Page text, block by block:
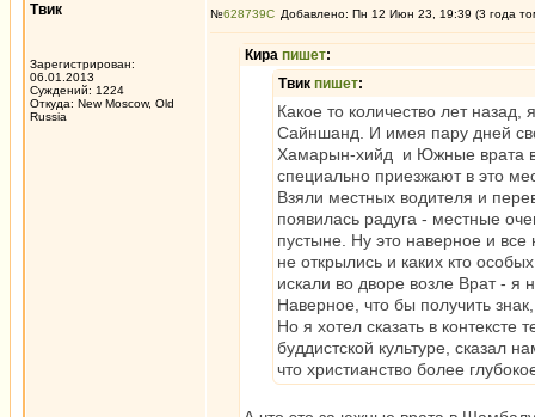
Твик
Зарегистрирован:
06.01.2013
Суждений: 1224
Откуда: New Moscow, Old
Russia
№628739 Добавлено: Пн 12 Июн 23, 19:39 (3 года
Кира пишет:
Твик пишет:
Какое то количество лет
Сайншанд. И имея пару дней
Хамарын-хийд и Южные врата в
специально приезжают в это
Взяли местных водителя и
появилась радуга - местные
пустыне. Ну это наверное и
не открылись и каких кто
искали во дворе возле Врат - я
Наверное, что бы получить
Но я хотел сказать в
буддистской культуре, сказал
что христианство более